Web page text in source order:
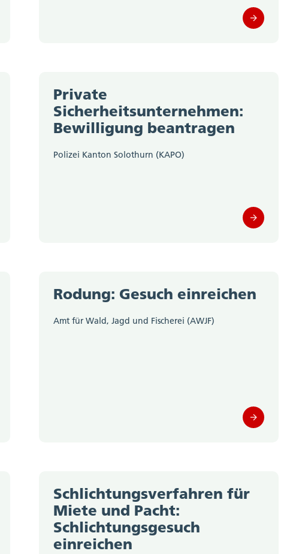
Private
Sicherheitsunternehmen:
Bewilligung beantragen
Polizei Kanton Solothurn (KAPO)
Rodung: Gesuch einreichen
Amt für Wald, Jagd und Fischerei (AWJF)
Schlichtungsverfahren für
Miete und Pacht:
Schlichtungsgesuch
einreichen